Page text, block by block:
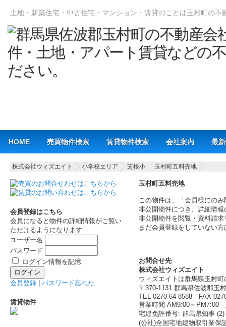
土地・新築住宅・中古住宅・マンション・賃貸のことは玉村町の
HOME 売買物件検索 賃貸物件検索 会社案内 最
株式会社ウィズエイト 小学校エリア 芝根小 玉村町五料売地
玉村町五料売地
この物件は、「会員様にの
非公開物件につき、詳細情
非公開物件を閲覧・資料請
まだ会員登録をしていない
お問合せ先
株式会社ウィズエイト
ウィズエイトは群馬県玉村
〒370-1131 群馬県佐波郡玉
TEL 0270-64-8588 FAX
営業時間 AM9:00～
宅建免許番号: 群馬県知事
(公社)全国宅地建物取引業保
会員登録はこちら
会員になると物件の詳細情報がご覧い
ただけるようになります
ユーザー名
パスワード
ログイン情報を記憶
会員登録 | パスワード忘れた
賃貸物件